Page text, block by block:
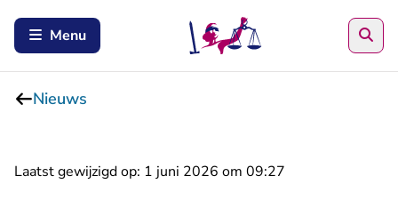
Menu
Nieuws
Laatst gewijzigd op: 1 juni 2026 om 09:27